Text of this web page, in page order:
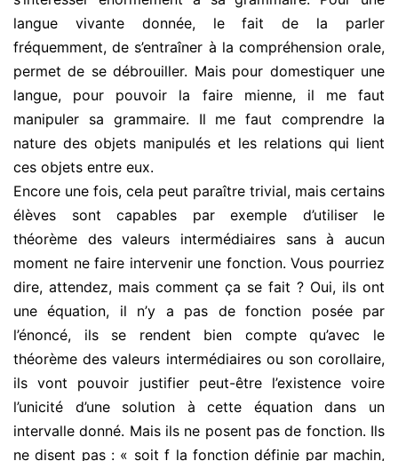
langue vivante donnée, le fait de la parler
fréquemment, de s’entraîner à la compréhension orale,
permet de se débrouiller. Mais pour domestiquer une
langue, pour pouvoir la faire mienne, il me faut
manipuler sa grammaire. Il me faut comprendre la
nature des objets manipulés et les relations qui lient
ces objets entre eux.
Encore une fois, cela peut paraître trivial, mais certains
élèves sont capables par exemple d’utiliser le
théorème des valeurs intermédiaires sans à aucun
moment ne faire intervenir une fonction. Vous pourriez
dire, attendez, mais comment ça se fait ? Oui, ils ont
une équation, il n’y a pas de fonction posée par
l’énoncé, ils se rendent bien compte qu’avec le
théorème des valeurs intermédiaires ou son corollaire,
ils vont pouvoir justifier peut-être l’existence voire
l’unicité d’une solution à cette équation dans un
intervalle donné. Mais ils ne posent pas de fonction. Ils
ne disent pas : « soit f la fonction définie par machin,